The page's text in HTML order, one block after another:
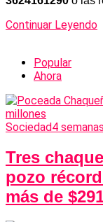
Continuar Leyendo
Popular
Ahora
Sociedad4
Tres
pozo
más de